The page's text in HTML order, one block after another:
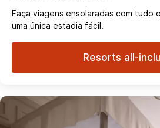
Faça viagens ensolaradas com tudo
uma única estadia fácil.
Resorts all-